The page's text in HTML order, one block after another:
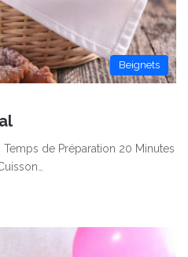
Beignets
de Préparation 20 Minutes